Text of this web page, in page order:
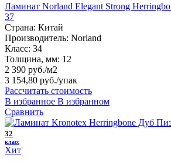
Ламинат Norland Elegant Strong
37
Страна: Китай
Производитель: Norland
Класс: 34
Толщина, мм: 12
2 390 руб./м2
3 154,80 руб./упак
Рассчитать стоимость
В избранное В избранном
Сравнить
32
класс
Хит